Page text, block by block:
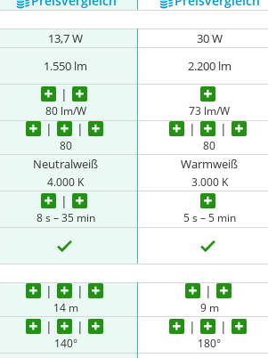
13,7 W 30 W
1.550 lm 2.200 lm
80 lm/W 73 lm/W
80 80
Neutralweiß
4.000 K
Warmweiß
3.000 K
8 s – 35 min 5 s – 5 min
14 m 9 m
140° 180°